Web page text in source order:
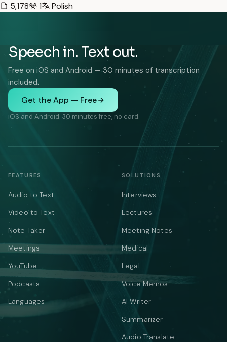
5,178
1 Polish
Speech in. Text out.
Free on iOS and Android — 30 minutes of transcription
included.
Get the App — Free
iOS and Android. 30 minutes free, no card.
FEATURES
Audio to Text
Video to Text
Note Taker
Meetings
YouTube
Podcasts
Languages
SOLUTIONS
Interviews
Lectures
Meeting Notes
Medical
Legal
Voice Memos
AI Writer
Summarizer
Audio Translate